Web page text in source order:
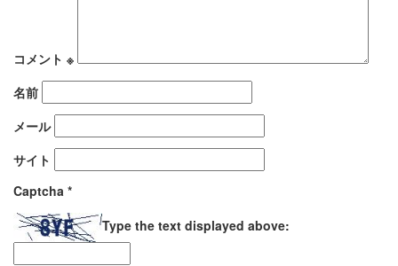
コメント ※
名前
メール
サイト
Captcha *
Type the text displayed above: